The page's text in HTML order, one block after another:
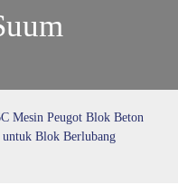
Mesin Peugot Blok Beton
Blok Berlubang